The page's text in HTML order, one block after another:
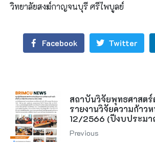
วิทยาลัยสงฆ์กาญจนบุรี ศรีไพบูลย์
Facebook Twitter
สถาบันวิจัยพุทธศาสตร์
รายงานวิจัยความก้าว
12/2566 (ปีงบประม
Previous